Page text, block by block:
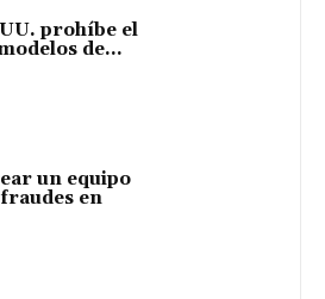
prohíbe el
de...
un equipo
en